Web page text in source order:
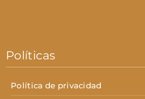
Políticas
Política de privacidad